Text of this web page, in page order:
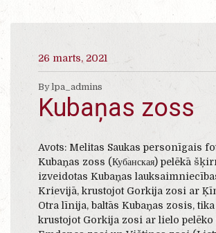
26 marts, 2021
By lpa_admins
Kubaņas zoss
Avots: Melitas Saukas personīgais
Kubaņas zoss (Кубанская) pelēkā
izveidotas Kubaņas
Krievijā, krustojot Gorkija zosi ar
Otra līnija, baltās Kubaņas zosis,
krustojot Gorkija zosi ar lielo pelēko